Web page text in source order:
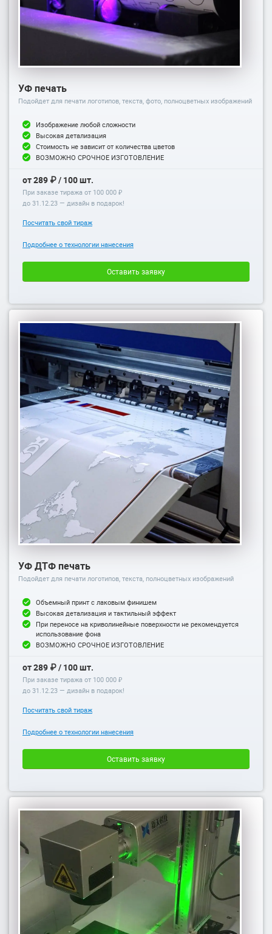
УФ печать
Подойдет для печати логотипов, текста, фото, полноцветных изображений
Изображение любой сложности
Высокая детализация
Стоимость не зависит от количества цветов
ВОЗМОЖНО СРОЧНОЕ ИЗГОТОВЛЕНИЕ
от 289 ₽ / 100 шт.
При заказе тиража от 100 000 ₽
до 31.12.23 — дизайн в подарок!
Посчитать свой тираж
Подробнее о технологии нанесения
Оставить заявку
УФ ДТФ печать
Подойдет для печати логотипов, текста, полноцветных изображений
Объемный принт с лаковым финишем
Высокая детализация и тактильный эффект
При переносе на криволинейные поверхности не рекомендуется
использование фона
ВОЗМОЖНО СРОЧНОЕ ИЗГОТОВЛЕНИЕ
от 289 ₽ / 100 шт.
При заказе тиража от 100 000 ₽
до 31.12.23 — дизайн в подарок!
Посчитать свой тираж
Подробнее о технологии нанесения
Оставить заявку